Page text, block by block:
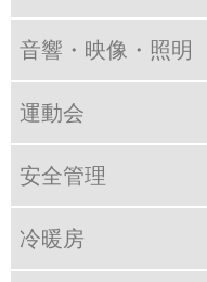
音響・映像・照明
運動会
安全管理
冷暖房